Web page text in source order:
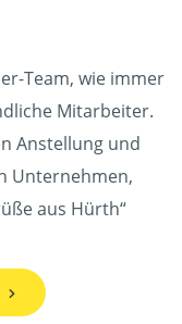
Team, wie immer
Mitarbeiter.
Anstellung und
Unternehmen,
aus Hürth“